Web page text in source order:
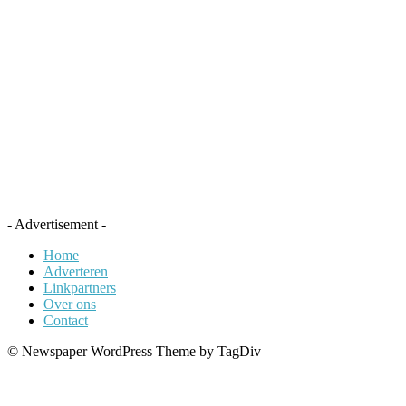
- Advertisement -
Home
Adverteren
Linkpartners
Over ons
Contact
© Newspaper WordPress Theme by TagDiv